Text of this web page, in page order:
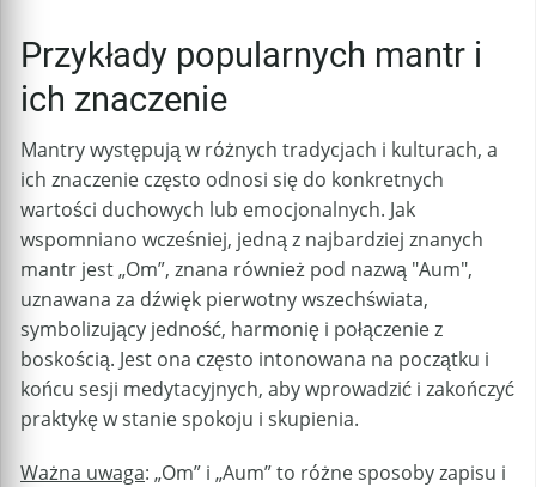
Przykłady popularnych mantr i
ich znaczenie
Mantry występują w różnych tradycjach i kulturach, a
ich znaczenie często odnosi się do konkretnych
wartości duchowych lub emocjonalnych. Jak
wspomniano wcześniej, jedną z najbardziej znanych
mantr jest „Om”, znana również pod nazwą "Aum",
uznawana za dźwięk pierwotny wszechświata,
symbolizujący jedność, harmonię i połączenie z
boskością. Jest ona często intonowana na początku i
końcu sesji medytacyjnych, aby wprowadzić i zakończyć
praktykę w stanie spokoju i skupienia.
Ważna uwaga: „Om” i „Aum” to różne sposoby zapisu i